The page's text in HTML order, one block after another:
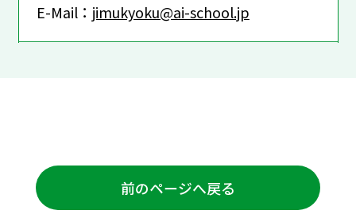
E-Mail： jimukyoku@ai-school.jp
前のページへ戻る